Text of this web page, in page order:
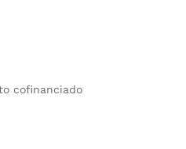
cofinanciado